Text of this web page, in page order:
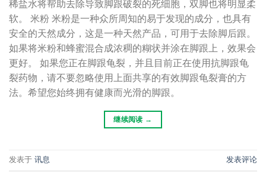
稀盐水将帮助去除导致脚跟破裂的死细胞，双脚也将明显柔
软。 米粉 米粉是一种众所周知的易于发现的成分，也具有
安全的天然成分，这是一种天然产品，可用于去除脚后跟。
如果将米粉和蜂蜜混合成浓稠的糊状并涂在脚跟上，效果会
更好。 如果您正在脚跟龟裂，并且目前正在使用抗脚跟龟
裂药物，请不要忽略使用上面共享的有效脚跟龟裂膏的方
法。希望您始终拥有健康而光滑的脚跟。
继续阅读 →
发表于 讯息 发表评论